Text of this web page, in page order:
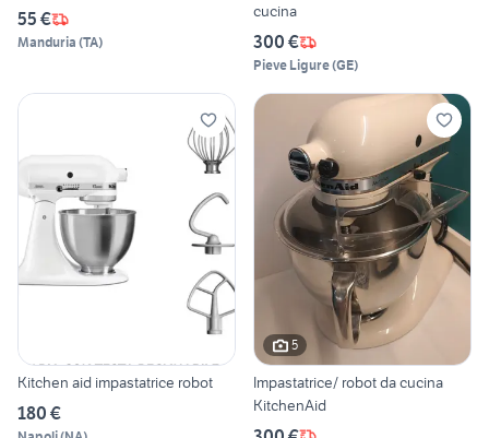
55 €
Manduria (TA)
cucina
300 €
Pieve Ligure(GE)
Kitchen aid impastatrice robot
180 €
5
Impastatrice/ robot da cucina
KitchenAid